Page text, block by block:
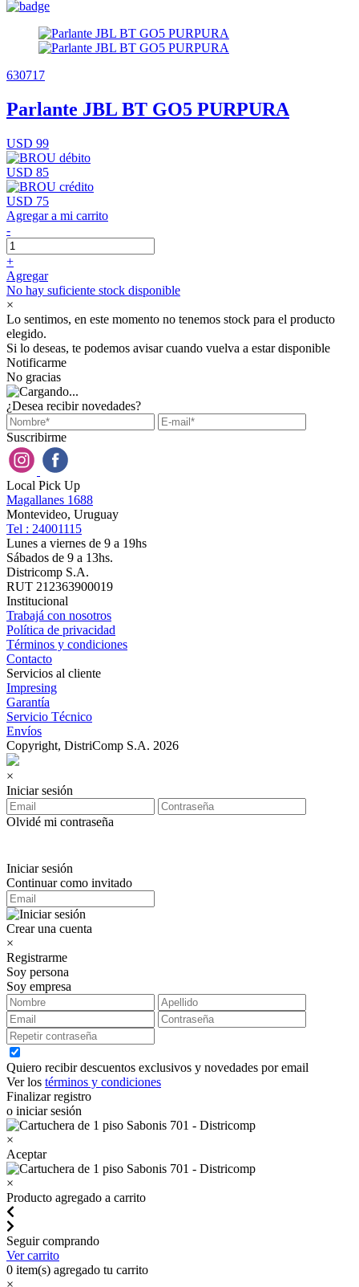
630717
Parlante JBL BT GO5 PURPURA
USD 99
USD 85
USD 75
Agregar a mi carrito
-
+
Agregar
No hay suficiente stock disponible
×
Lo sentimos, en este momento no tenemos stock para el producto
elegido.
Si lo deseas, te podemos avisar cuando vuelva a estar disponible
Notificarme
No gracias
¿Desea recibir novedades?
Suscribirme
Local Pick Up
Magallanes 1688
Montevideo, Uruguay
Tel : 24001115
Lunes a viernes de 9 a 19hs
Sábados de 9 a 13hs.
Districomp S.A.
RUT 212363900019
Institucional
Trabajá con nosotros
Política de privacidad
Términos y condiciones
Contacto
Servicios al cliente
Impresing
Garantía
Servicio Técnico
Envíos
Copyright, DistriComp S.A. 2026
×
Iniciar sesión
Olvidé mi contraseña
Iniciar sesión
Continuar como invitado
Crear una cuenta
×
Registrarme
Soy persona
Soy empresa
Quiero recibir descuentos exclusivos y novedades por email
Ver los términos y condiciones
Finalizar registro
o iniciar sesión
×
Aceptar
×
Producto agregado a carrito
Seguir comprando
Ver carrito
0 item(s) agregado tu carrito
×